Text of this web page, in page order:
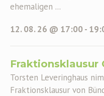
ehemaligen ...
12. 08. 26 @ 17:00-
Fraktionsklausur
Torsten Leveringhaus
Fraktionsklausur von